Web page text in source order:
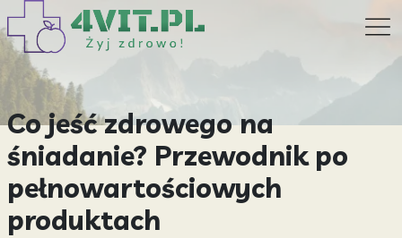
Co jeść zdrowego na
śniadanie? Przewodnik po
pełnowartościowych
produktach